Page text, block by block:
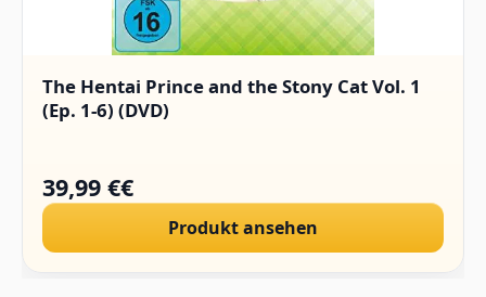
The Hentai Prince and the Stony Cat Vol. 1
(Ep. 1-6) (DVD)
39,99 €€
Produkt ansehen